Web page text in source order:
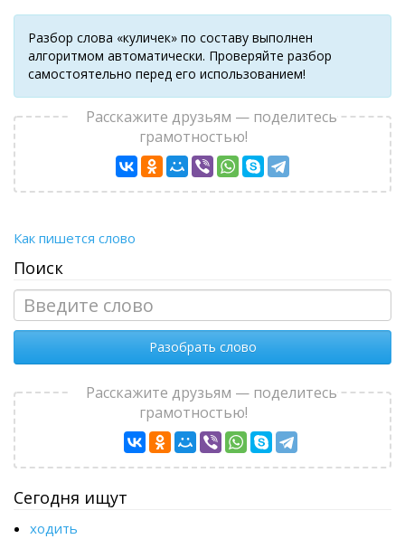
Разбор слова «куличек» по составу выполнен
алгоритмом автоматически. Проверяйте разбор
самостоятельно перед его использованием!
Расскажите друзьям — поделитесь
грамотностью!
Как пишется слово
Поиск
Разобрать слово
Расскажите друзьям — поделитесь
грамотностью!
Сегодня ищут
ходить